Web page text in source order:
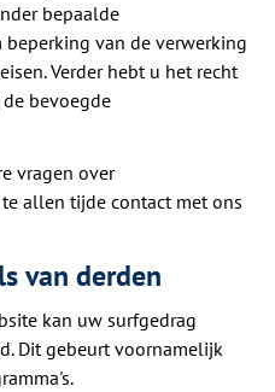
bepaalde
van de verwerking
Verder hebt u het recht
bevoegde
vragen over
allen tijde contact met ons
van derden
kan uw surfgedrag
Dit gebeurt voornamelijk